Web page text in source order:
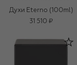
Духи Eterno (100ml)
31 510 ₽